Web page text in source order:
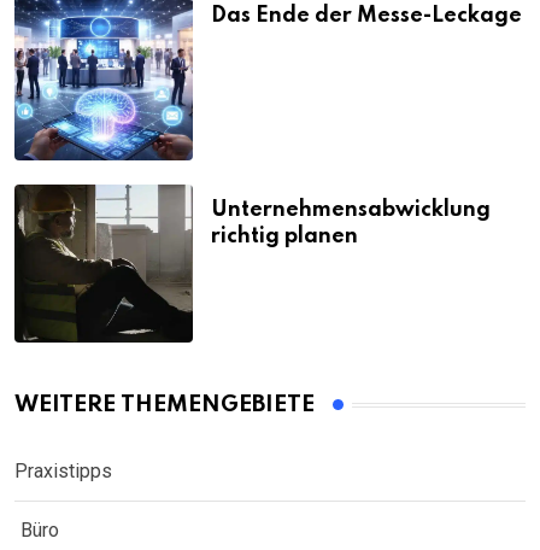
Das Ende der Messe-Leckage
Unternehmensabwicklung
richtig planen
WEITERE THEMENGEBIETE
Praxistipps
Büro